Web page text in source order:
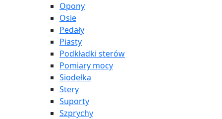
Opony
Osie
Pedały
Piasty
Podkładki sterów
Pomiary mocy
Siodełka
Stery
Suporty
Szprychy